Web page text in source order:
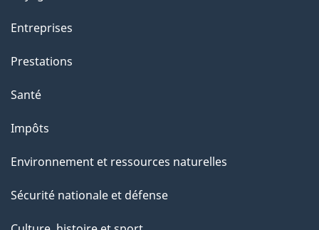
t
t
a
e
Entreprises
Prestations
Santé
Impôts
Environnement et ressources naturelles
Sécurité nationale et défense